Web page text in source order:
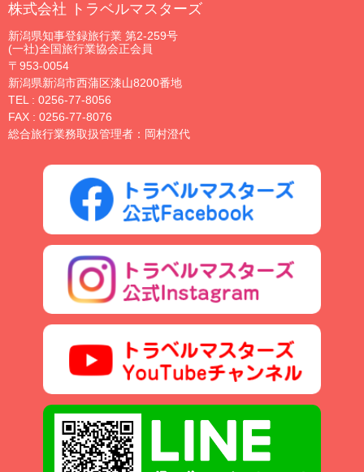
株式会社 トラベルマスターズ
新潟県知事登録旅行業 第2-259号
(一社)全国旅行業協会正会員
〒953-0054
新潟県新潟市西蒲区漆山8200番地
TEL : 0256-77-8056
FAX : 0256-77-8076
総合旅行業務取扱管理者：岡村澄代